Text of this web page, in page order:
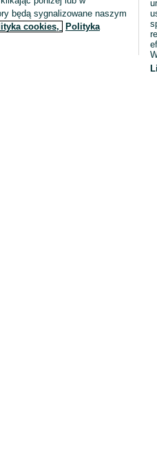
będą sygnalizowane naszym
cookies,
Polityka